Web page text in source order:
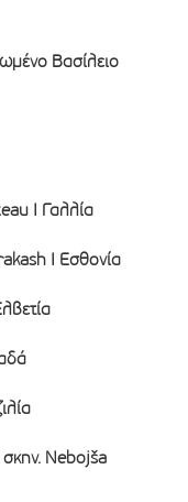
Βασίλειο
I Γαλλία
I Εσθονία
Nebojša